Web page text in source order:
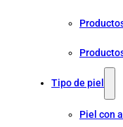
Tipo de piel
Piel con